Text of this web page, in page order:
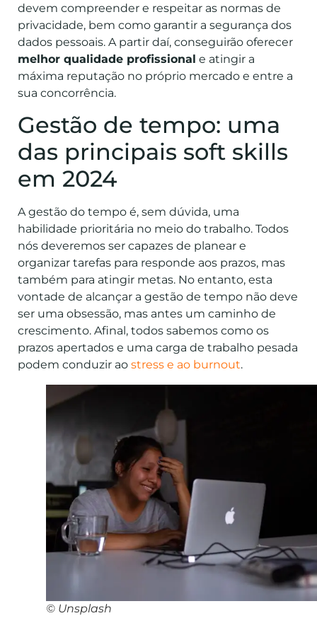
devem compreender e respeitar as normas de
privacidade, bem como garantir a segurança dos
dados pessoais. A partir daí, conseguirão oferecer
melhor qualidade profissional e atingir a
máxima reputação no próprio mercado e entre a
sua concorrência.
Gestão de tempo: uma
das principais soft skills
em 2024
A gestão do tempo é, sem dúvida, uma
habilidade prioritária no meio do trabalho. Todos
nós deveremos ser capazes de planear e
organizar tarefas para responde aos prazos, mas
também para atingir metas. No entanto, esta
vontade de alcançar a gestão de tempo não deve
ser uma obsessão, mas antes um caminho de
crescimento. Afinal, todos sabemos como os
prazos apertados e uma carga de trabalho pesada
podem conduzir ao stress e ao burnout.
© Unsplash